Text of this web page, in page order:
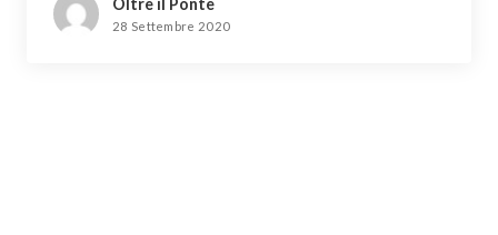
28 Settembre 2020